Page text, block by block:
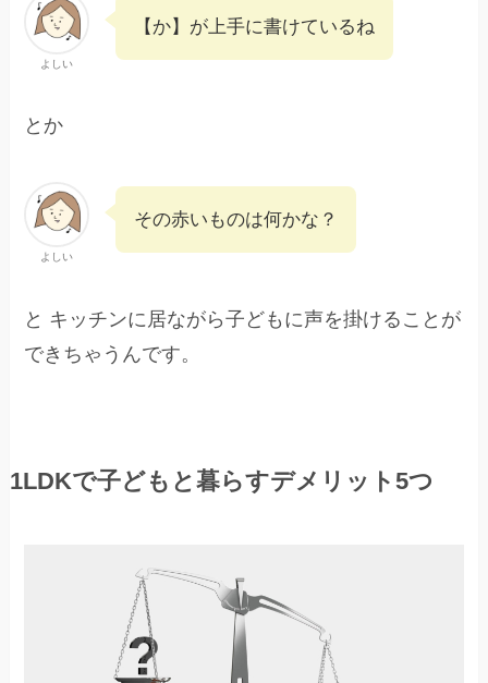
よしい
【か】が上手に書けているね
とか
よしい
その赤いものは何かな？
と キッチンに居ながら子どもに声を掛けることが
できちゃうんです。
1LDKで子どもと暮らすデメリット5つ